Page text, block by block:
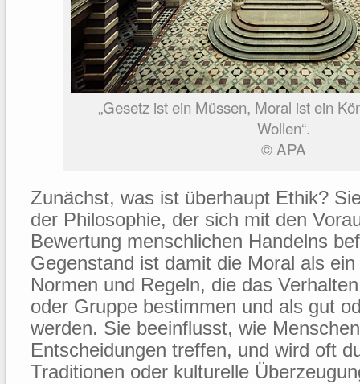
„Gesetz ist ein Müssen, Moral ist ein
Wollen“.
© APA
Zunächst, was ist überhaupt Ethik?
der Philosophie, der sich mit den
Bewertung menschlichen Handelns
Gegenstand ist damit die Moral als
Normen und Regeln, die das
oder Gruppe bestimmen und als gut
werden. Sie beeinflusst, wie
Entscheidungen treffen, und wird oft
Traditionen oder kulturelle